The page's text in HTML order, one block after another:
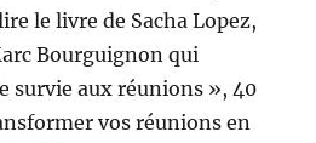
le livre de Sacha Lopez,
Bourguignon qui
survie aux réunions », 40
vos réunions en